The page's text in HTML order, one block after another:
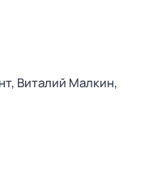
Виталий Малкин,